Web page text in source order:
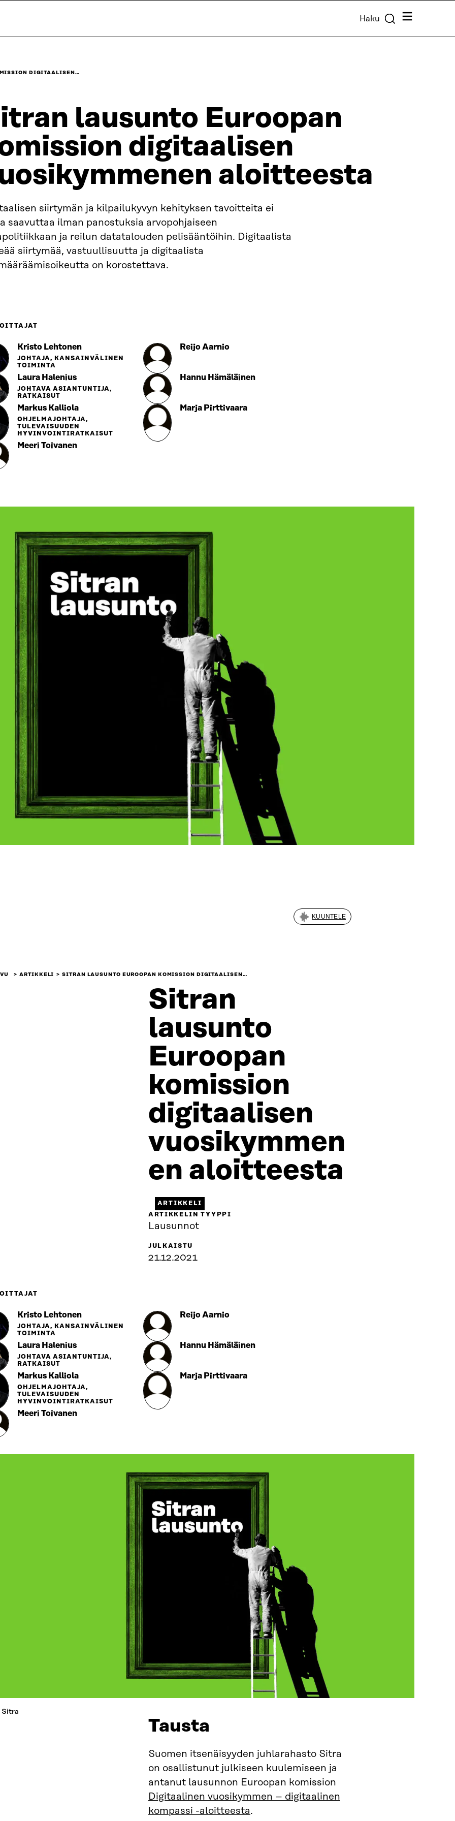
Haku Valikko
DIGITAALISEN…
lausunto Euroopan
digitaalisen
aloitteesta
siirtymän ja kilpailukyvyn kehityksen tavoitteita ei
saavuttaa ilman panostuksia arvopohjaiseen
ja reilun datatalouden pelisääntöihin. Digitaalista
siirtymää, vastuullisuutta ja digitaalista
on korostettava.
Kristo Lehtonen
JOHTAJA, KANSAINVÄLINEN
TOIMINTA
Reijo Aarnio
Laura Halenius
JOHTAVA ASIANTUNTIJA,
RATKAISUT
Hannu Hämäläinen
Markus Kalliola
OHJELMAJOHTAJA,
TULEVAISUUDEN
HYVINVOINTIRATKAISUT
Marja Pirttivaara
Meeri Toivanen
KUUNTELE
ARTIKKELI SITRAN LAUSUNTO EUROOPAN KOMISSION DIGITAALISEN…
Sitran
lausunto
Euroopan
komission
digitaalisen
vuosikymmen
en aloitteesta
ARTIKKELI
ARTIKKELIN TYYPPI
Lausunnot
JULKAISTU
21.12.2021
Kristo Lehtonen
JOHTAJA, KANSAINVÄLINEN
TOIMINTA
Reijo Aarnio
Laura Halenius
JOHTAVA ASIANTUNTIJA,
RATKAISUT
Hannu Hämäläinen
Markus Kalliola
OHJELMAJOHTAJA,
TULEVAISUUDEN
HYVINVOINTIRATKAISUT
Marja Pirttivaara
Meeri Toivanen
Sitra
Tausta
Suomen itsenäisyyden juhlarahasto Sitra
on osallistunut julkiseen kuulemiseen ja
antanut lausunnon Euroopan komission
Digitaalinen vuosikymmen – digitaalinen
kompassi -aloitteesta.